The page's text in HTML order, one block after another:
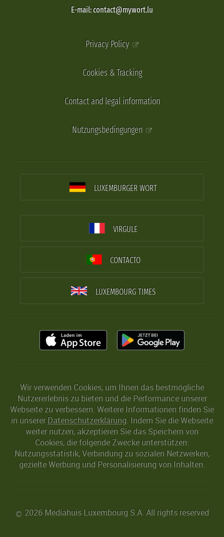
E-mail: contact@mywort.lu
Privacy Policy
Cookies & Tracking
Contact and legal information
Nutzungsbedingungen
LUXEMBURGER WORT
VIRGULE
CONTACTO
LUXEMBOURG TIMES
Wir verwenden Cookies, um Ihnen das bestmögliche
Nutzererlebnis zu bieten und die Performance unserer
Webseite zu verbessern. Weitere Informationen finden Sie
in unserer Datenschutzerklärung. Indem Sie die Webseite
weiter nutzen, akzeptieren Sie das Speichern von
Cookies, die folgende Zwecke unterstützen:
Nutzungsstatistik, Verbindung zu sozialen Netzwerken,
gezielte Werbung und Personalisierung von Inhalten.
© 2026 Mediahuis Luxembourg S.A. All rights reserved